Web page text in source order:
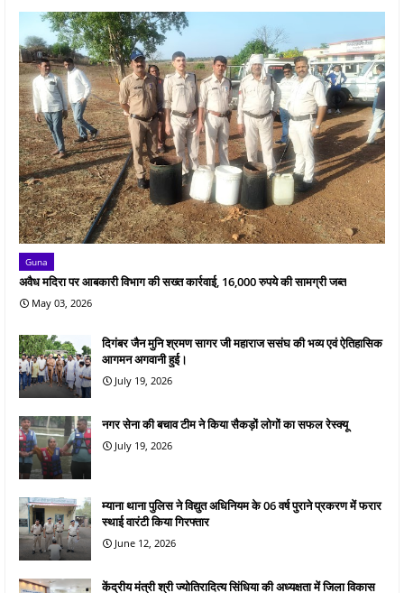
Guna
अवैध मदिरा पर आबकारी विभाग की सख्त कार्रवाई, 16,000 रुपये की सामग्री जब्त
May 03, 2026
दिगंबर जैन मुनि श्रमण सागर जी महाराज ससंघ की भव्य एवं ऐतिहासिक
आगमन अगवानी हुई।
July 19, 2026
नगर सेना की बचाव टीम ने किया सैकड़ों लोगों का सफल रेस्क्यू
July 19, 2026
म्याना थाना पुलिस ने विद्युत अधिनियम के 06 वर्ष पुराने प्रकरण में फरार
स्थाई वारंटी किया गिरफ्तार
June 12, 2026
केंद्रीय मंत्री श्री ज्योतिरादित्य सिंधिया की अध्यक्षता में जिला विकास